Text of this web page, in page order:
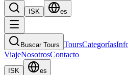
ISK es
Buscar Tours ToursCategorías
ViajeNosotrosContacto
ISK es